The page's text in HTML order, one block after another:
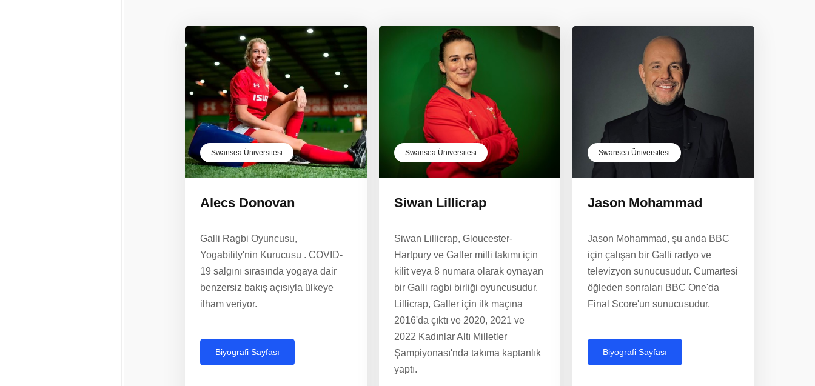
Swansea Üniversitesi
Alecs Donovan
Galli Ragbi Oyuncusu,
Yogability'nin Kurucusu . COVID-
19 salgını sırasında yogaya dair
benzersiz bakış açısıyla ülkeye
ilham veriyor.
Biyografi Sayfası
Swansea Üniversitesi
Siwan Lillicrap
Siwan Lillicrap, Gloucester-
Hartpury ve Galler milli takımı için
kilit veya 8 numara olarak oynayan
bir Galli ragbi birliği oyuncusudur.
Lillicrap, Galler için ilk maçına
2016'da çıktı ve 2020, 2021 ve
2022 Kadınlar Altı Milletler
Şampiyonası'nda takıma kaptanlık
yaptı.
Swansea Üniversitesi
Jason Mohammad
Jason Mohammad, şu anda BBC
için çalışan bir Galli radyo ve
televizyon sunucusudur. Cumartesi
öğleden sonraları BBC One'da
Final Score'un sunucusudur.
Biyografi Sayfası